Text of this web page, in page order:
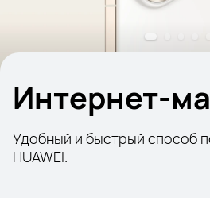
Интернет-
HUAWEI
Удобный и быстрый способ
HUAWEI.